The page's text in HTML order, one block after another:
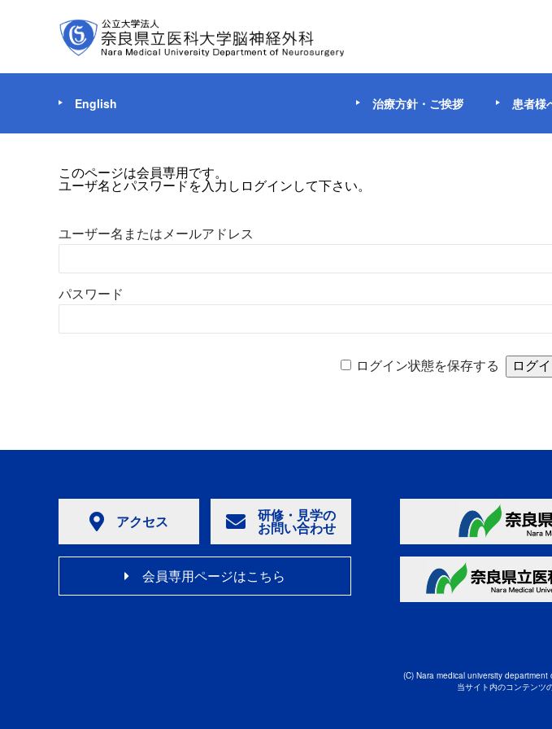
治療方針・ご挨拶 患者様
English
このページは会員専用です。
ユーザ名とパスワードを入力しログインして下さい。
ユーザー名またはメールアドレス
パスワード
ログイン状態を保存する
アクセス 研修・見学の
お問い合わせ
会員専用ページはこちら
(C) Nara medical university department
当サイト内のコンテンツ